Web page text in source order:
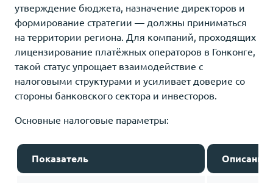
утверждение бюджета, назначение директоров и
формирование стратегии — должны приниматься
на территории региона. Для компаний, проходящих
лицензирование платёжных операторов в Гонконге,
такой статус упрощает взаимодействие с
налоговыми структурами и усиливает доверие со
стороны банковского сектора и инвесторов.
Основные налоговые параметры:
Показатель Описание